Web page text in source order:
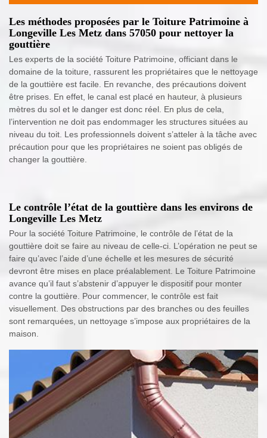
Les méthodes proposées par le Toiture Patrimoine à
Longeville Les Metz dans 57050 pour nettoyer la
gouttière
Les experts de la société Toiture Patrimoine, officiant dans le
domaine de la toiture, rassurent les propriétaires que le nettoyage
de la gouttière est facile. En revanche, des précautions doivent
être prises. En effet, le canal est placé en hauteur, à plusieurs
mètres du sol et le danger est donc réel. En plus de cela,
l’intervention ne doit pas endommager les structures situées au
niveau du toit. Les professionnels doivent s’atteler à la tâche avec
précaution pour que les propriétaires ne soient pas obligés de
changer la gouttière.
Le contrôle l’état de la gouttière dans les environs de
Longeville Les Metz
Pour la société Toiture Patrimoine, le contrôle de l’état de la
gouttière doit se faire au niveau de celle-ci. L’opération ne peut se
faire qu’avec l’aide d’une échelle et les mesures de sécurité
devront être mises en place préalablement. Le Toiture Patrimoine
avance qu’il faut s’abstenir d’appuyer le dispositif pour monter
contre la gouttière. Pour commencer, le contrôle est fait
visuellement. Des obstructions par des branches ou des feuilles
sont remarquées, un nettoyage s’impose aux propriétaires de la
maison.